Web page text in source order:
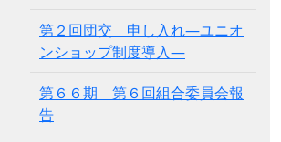
第２回団交 申し入れ―ユニオ
ンショップ制度導入―
第６６期 第６回組合委員会報
告